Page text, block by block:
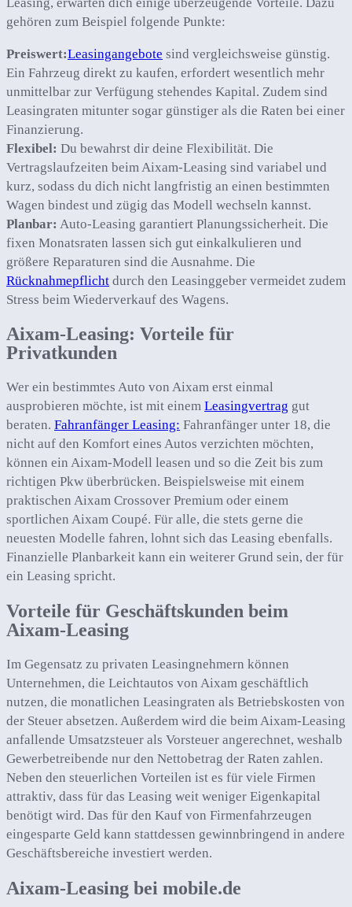
gehören zum Beispiel folgende Punkte:
Preiswert:Leasingangebote sind vergleichsweise günstig.
Ein Fahrzeug direkt zu kaufen, erfordert wesentlich mehr
unmittelbar zur Verfügung stehendes Kapital. Zudem sind
Leasingraten mitunter sogar günstiger als die Raten bei einer
Finanzierung.
Flexibel: Du bewahrst dir deine Flexibilität. Die
Vertragslaufzeiten beim Aixam-Leasing sind variabel und
kurz, sodass du dich nicht langfristig an einen bestimmten
Wagen bindest und zügig das Modell wechseln kannst.
Planbar: Auto-Leasing garantiert Planungssicherheit. Die
fixen Monatsraten lassen sich gut einkalkulieren und
größere Reparaturen sind die Ausnahme. Die
Rücknahmepflicht durch den Leasinggeber vermeidet zudem
Stress beim Wiederverkauf des Wagens.
Aixam-Leasing: Vorteile für
Privatkunden
Wer ein bestimmtes Auto von Aixam erst einmal
ausprobieren möchte, ist mit einem Leasingvertrag gut
beraten. Fahranfänger Leasing: Fahranfänger unter 18, die
nicht auf den Komfort eines Autos verzichten möchten,
können ein Aixam-Modell leasen und so die Zeit bis zum
richtigen Pkw überbrücken. Beispielsweise mit einem
praktischen Aixam Crossover Premium oder einem
sportlichen Aixam Coupé. Für alle, die stets gerne die
neuesten Modelle fahren, lohnt sich das Leasing ebenfalls.
Finanzielle Planbarkeit kann ein weiterer Grund sein, der für
ein Leasing spricht.
Vorteile für Geschäftskunden beim
Aixam-Leasing
Im Gegensatz zu privaten Leasingnehmern können
Unternehmen, die Leichtautos von Aixam geschäftlich
nutzen, die monatlichen Leasingraten als Betriebskosten von
der Steuer absetzen. Außerdem wird die beim Aixam-Leasing
anfallende Umsatzsteuer als Vorsteuer angerechnet, weshalb
Gewerbetreibende nur den Nettobetrag der Raten zahlen.
Neben den steuerlichen Vorteilen ist es für viele Firmen
attraktiv, dass für das Leasing weit weniger Eigenkapital
benötigt wird. Das für den Kauf von Firmenfahrzeugen
eingesparte Geld kann stattdessen gewinnbringend in andere
Geschäftsbereiche investiert werden.
Aixam-Leasing bei mobile.de